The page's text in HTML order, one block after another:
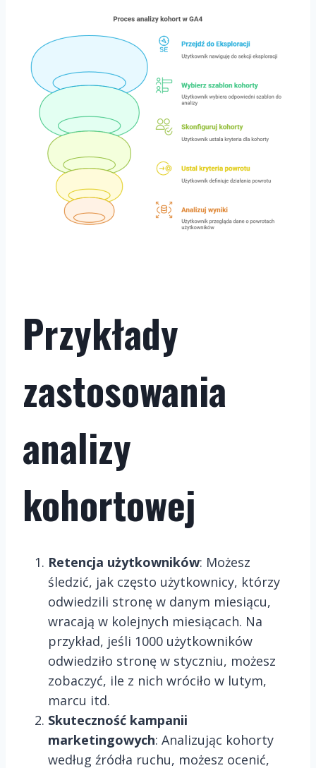
Przykłady
zastosowania
analizy
kohortowej
Retencja użytkowników: Możesz
śledzić, jak często użytkownicy, którzy
odwiedzili stronę w danym miesiącu,
wracają w kolejnych miesiącach. Na
przykład, jeśli 1000 użytkowników
odwiedziło stronę w styczniu, możesz
zobaczyć, ile z nich wróciło w lutym,
marcu itd.
Skuteczność kampanii
marketingowych: Analizując kohorty
według źródła ruchu, możesz ocenić,